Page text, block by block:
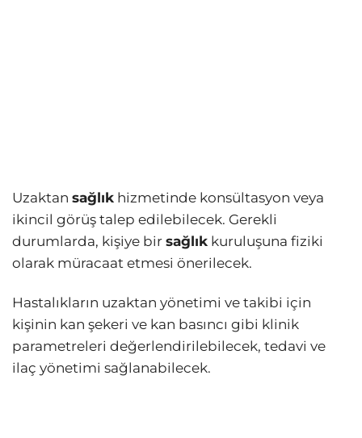
Uzaktan sağlık hizmetinde konsültasyon veya
ikincil görüş talep edilebilecek. Gerekli
durumlarda, kişiye bir sağlık kuruluşuna fiziki
olarak müracaat etmesi önerilecek.
Hastalıkların uzaktan yönetimi ve takibi için
kişinin kan şekeri ve kan basıncı gibi klinik
parametreleri değerlendirilebilecek, tedavi ve
ilaç yönetimi sağlanabilecek.